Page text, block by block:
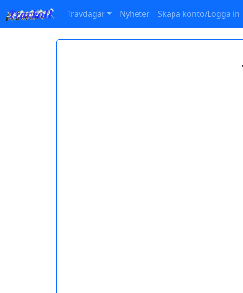
Travdagar Nyheter Skapa konto/Logga in